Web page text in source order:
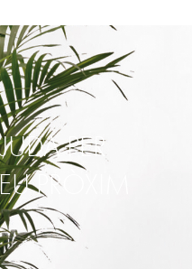
PER
PRÒXIM